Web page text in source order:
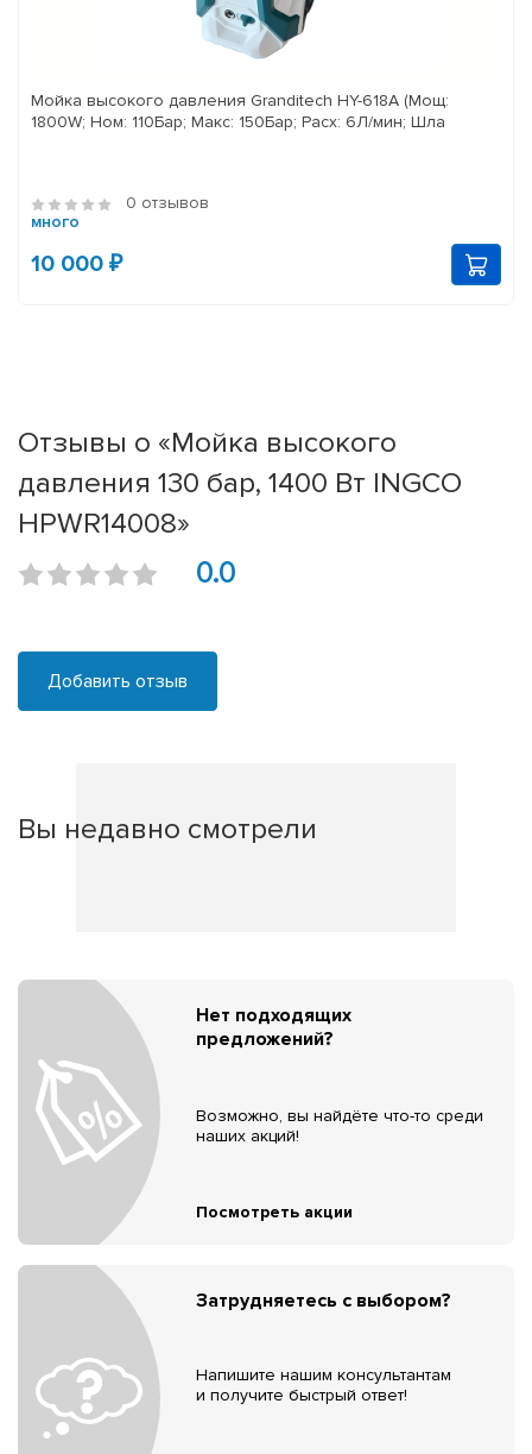
Мойка высокого давления Granditech HY-618A (Мощ:
1800W; Ном: 110Бар; Макс: 150Бар; Расх: 6Л/мин; Шла
0 отзывов
много
10 000 ₽
Отзывы о «Мойка высокого
давления 130 бар, 1400 Вт INGCO
HPWR14008»
0.0
Добавить отзыв
Вы недавно смотрели
Нет подходящих
предложений?
Возможно, вы найдёте что-то среди
наших акций!
Посмотреть акции
Затрудняетесь с выбором?
Напишите нашим консультантам
и получите быстрый ответ!